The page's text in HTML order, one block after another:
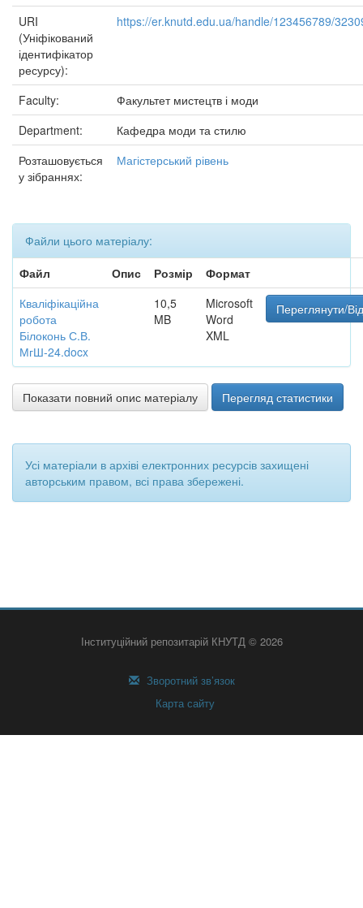
URI
(Уніфікований
ідентифікатор
ресурсу):
https://er.knutd.edu.ua/handle/123456789/
Faculty:
Факультет мистецтв і моди
Department:
Кафедра моди та стилю
Розташовується
у зібраннях:
Магістерський рівень
Файли цього матеріалу:
Файл
Опис Розмір
Формат
Кваліфікаційна
робота
Білоконь С.В.
МгШ-24.docx
10,5
MB
Microsoft
Word
XML
Переглянути/
Показати повний опис матеріалу Перегляд статистики
Усі матеріали в архіві електронних ресурсів захищені
авторським правом, всі права збережені.
Інституційний репозитарій КНУТД © 2026
Зворотний зв’язок
Карта сайту